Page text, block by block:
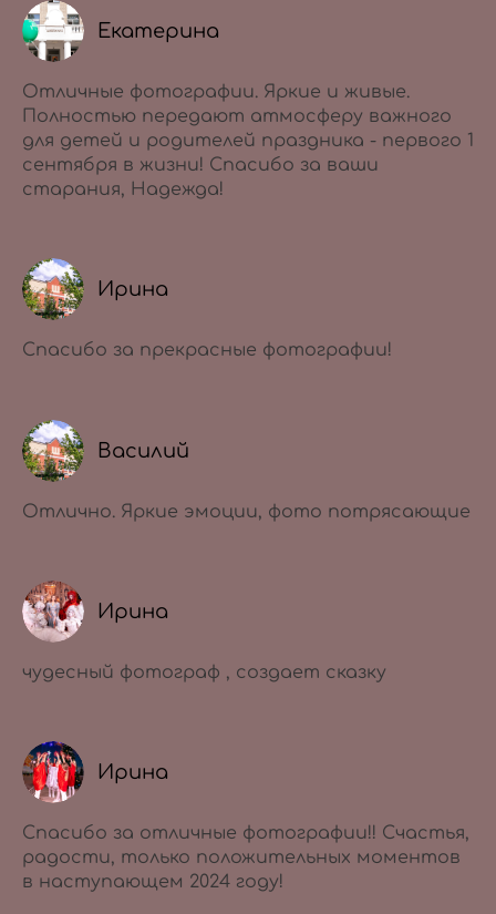
Екатерина
Отличные фотографии. Яркие и живые.
Полностью передают атмосферу важного
для детей и родителей праздника - первого 1
сентября в жизни! Спасибо за ваши
старания, Надежда!
Ирина
Спасибо за прекрасные фотографии!
Василий
Отлично. Яркие эмоции, фото потрясающие
Ирина
чудесный фотограф , создает сказку
Ирина
Спасибо за отличные фотографии!! Счастья,
радости, только положительных моментов
в наступающем 2024 году!